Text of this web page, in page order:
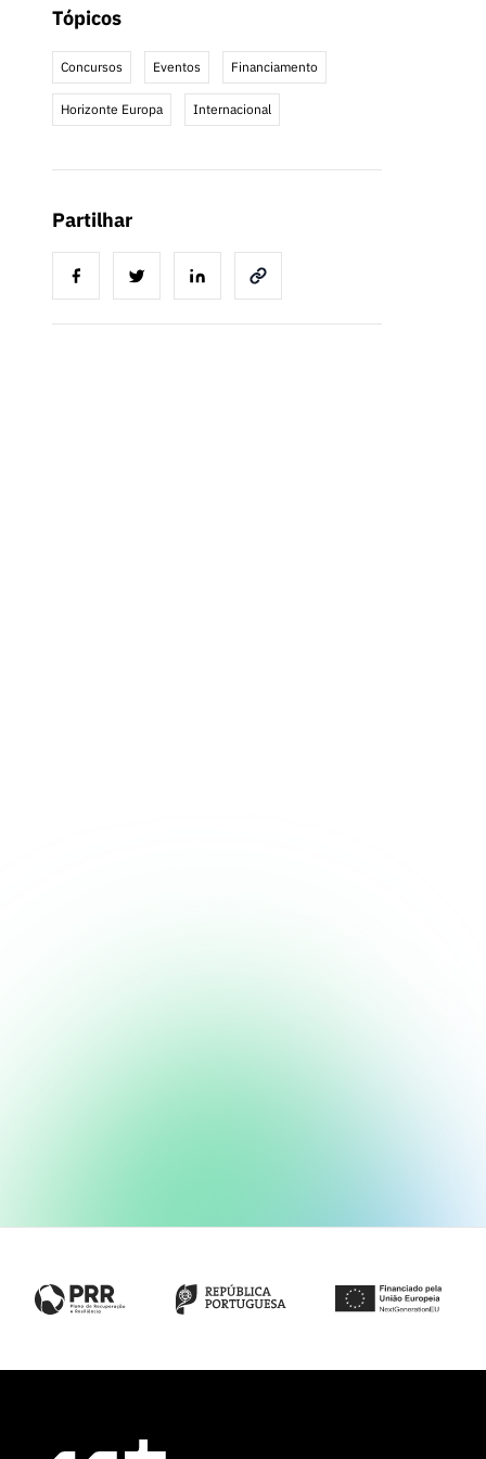
Tópicos
Concursos Eventos Financiamento
Horizonte Europa Internacional
Partilhar